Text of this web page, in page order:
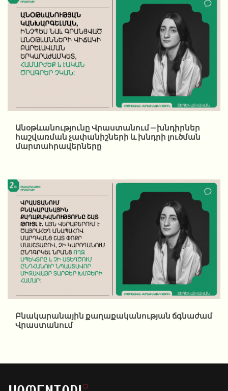
Անօթևանությունը Վրաստանում – խնդիրներ
հաշվառման չափանիշների և խնդրի լուծման
մարտահրավերները
Բնակարանային քաղաքականության ճգնաժամ
Վրաստանում